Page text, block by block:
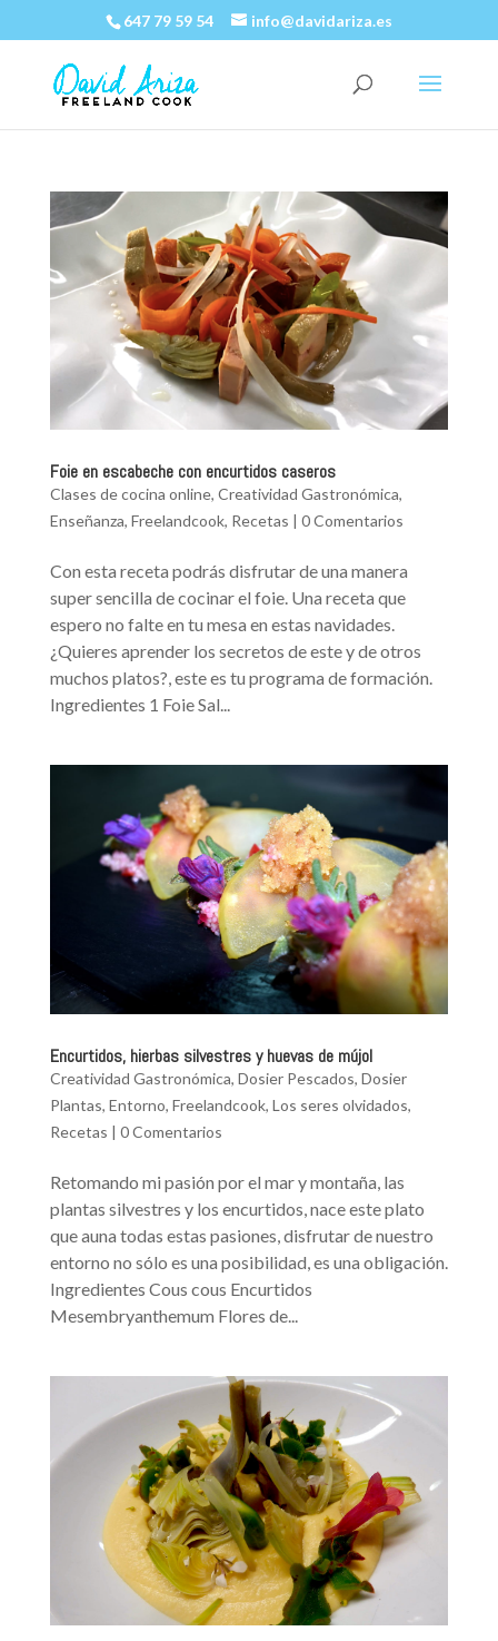
647 79 59 54 info@davidariza.es
Foie en escabeche con encurtidos caseros
Clases de cocina online, Creatividad Gastronómica,
Enseñanza, Freelandcook, Recetas | 0 Comentarios
Con esta receta podrás disfrutar de una manera
super sencilla de cocinar el foie. Una receta que
espero no falte en tu mesa en estas navidades.
¿Quieres aprender los secretos de este y de otros
muchos platos?, este es tu programa de formación.
Ingredientes 1 Foie Sal...
Encurtidos, hierbas silvestres y huevas de mújol
Creatividad Gastronómica, Dosier Pescados, Dosier
Plantas, Entorno, Freelandcook, Los seres olvidados,
Recetas | 0 Comentarios
Retomando mi pasión por el mar y montaña, las
plantas silvestres y los encurtidos, nace este plato
que auna todas estas pasiones, disfrutar de nuestro
entorno no sólo es una posibilidad, es una obligación.
Ingredientes Cous cous Encurtidos
Mesembryanthemum Flores de...